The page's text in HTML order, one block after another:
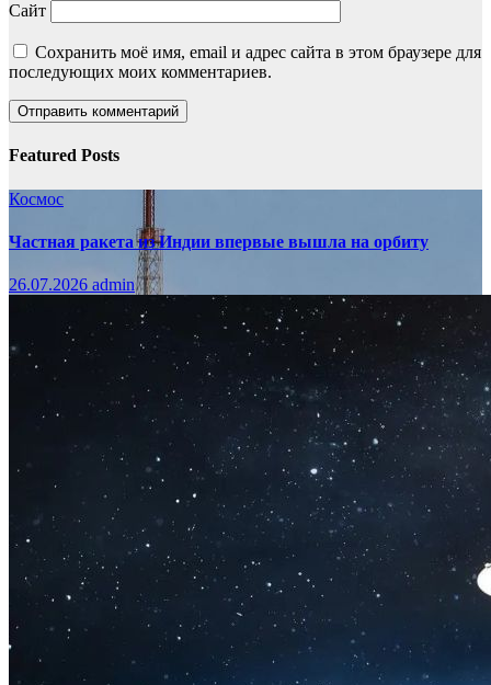
Сайт
Сохранить моё имя, email и адрес сайта в этом браузере для
последующих моих комментариев.
Featured Posts
Космос
Частная ракета из Индии впервые вышла на орбиту
26.07.2026 admin